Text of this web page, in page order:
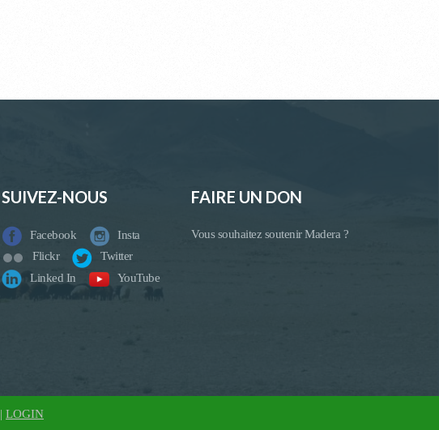
SUIVEZ-NOUS
Facebook
Insta
Flickr
Twitter
Linked In
YouTube
FAIRE UN DON
Vous souhaitez soutenir Madera ?
| LOGIN